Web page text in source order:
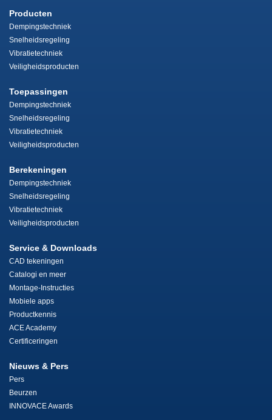
Producten
Dempingstechniek
Snelheidsregeling
Vibratietechniek
Veiligheidsproducten
Toepassingen
Dempingstechniek
Snelheidsregeling
Vibratietechniek
Veiligheidsproducten
Berekeningen
Dempingstechniek
Snelheidsregeling
Vibratietechniek
Veiligheidsproducten
Service & Downloads
CAD tekeningen
Catalogi en meer
Montage-Instructies
Mobiele apps
Productkennis
ACE Academy
Certificeringen
Nieuws & Pers
Pers
Beurzen
INNOVACE Awards